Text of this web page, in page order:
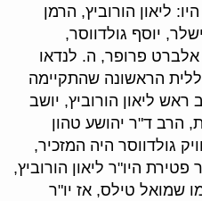
ליאון הורוביץ, הרמן
יוסף גולדווסר,
אלברט פרופר, ה. לנדאו
הראשונה שהתקיימה
ליושב ראש ליאון הורוביץ, יושב
הרב ד"ר יהושע טהון
גולדווסר היה המזכיר,
היו"ר ליאון הורוביץ,
במקומו שמואל טילס, אז יו"ר